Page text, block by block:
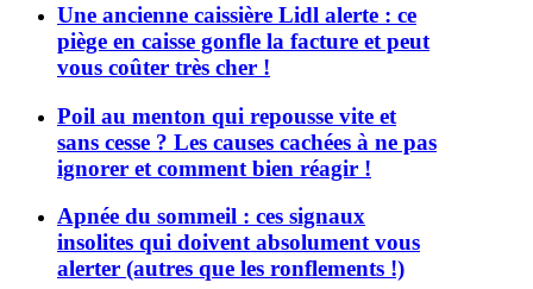
Une ancienne caissière Lidl alerte : ce
piège en caisse gonfle la facture et peut
vous coûter très cher !
Poil au menton qui repousse vite et
sans cesse ? Les causes cachées à ne pas
ignorer et comment bien réagir !
Apnée du sommeil : ces signaux
insolites qui doivent absolument vous
alerter (autres que les ronflements !)